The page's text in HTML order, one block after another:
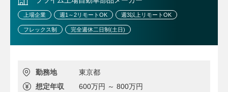
上場企業 週1～2リモートOK 週3以上リモートOK
フレックス制 完全週休二日制(土日)
勤務地
東京都
想定年収
600万円 ～ 800万円